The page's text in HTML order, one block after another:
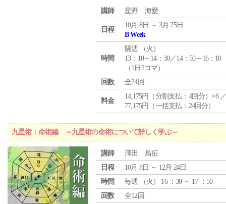
講師 星野 海愛
日程
10月 8日 ～ 3月 25日
B Week
時間
隔週 （火 ）
13：10～14：30／14：50～16：10
（1日2コマ）
回数
全24回
料金
14,175円（分割支払：4回分）×6
77,175円（一括支払：24回分）
九星術：命術編 ～九星術の命術について詳しく学ぶ～
講師
澤田 昌征
日程
10月 8日 ～ 12月 24日
時間
毎週 （火 ） 16 ：30 ～ 17 ：50
回数
全12回